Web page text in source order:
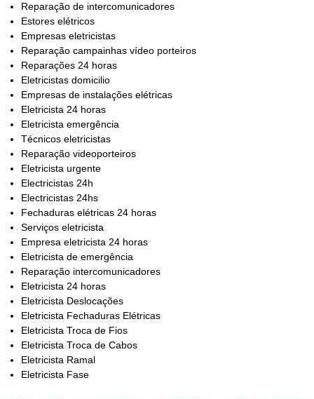
Reparação de intercomunicadores
Estores elétricos
Empresas eletricistas
Reparação campainhas vídeo porteiros
Reparações 24 horas
Eletricistas domicilio
Empresas de instalações elétricas
Eletricista 24 horas
Eletricista emergência
Técnicos eletricistas
Reparação videoporteiros
Eletricista urgente
Electricistas 24h
Electricistas 24hs
Fechaduras elétricas 24 horas
Serviços eletricista
Empresa eletricista 24 horas
Eletricista de emergência
Reparação intercomunicadores
Eletricista 24 horas
Eletricista Deslocações
Eletricista Fechaduras Elétricas
Eletricista Troca de Fios
Eletricista Troca de Cabos
Eletricista Ramal
Eletricista Fase